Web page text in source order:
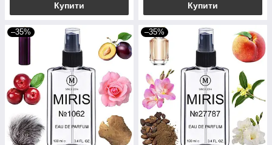
Купити Купити
–35% –35%